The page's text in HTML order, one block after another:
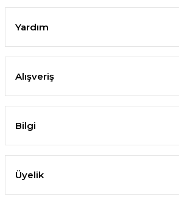
Yardım
Alışveriş
Bilgi
Üyelik